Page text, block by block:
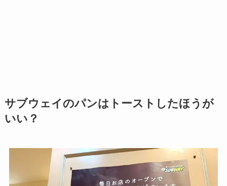
サブウェイのパンはトーストしたほうが
いい？